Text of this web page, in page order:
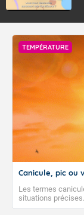
TEMPÉRATURE
Canicule, pic ou
Les termes
situations
climatologiques